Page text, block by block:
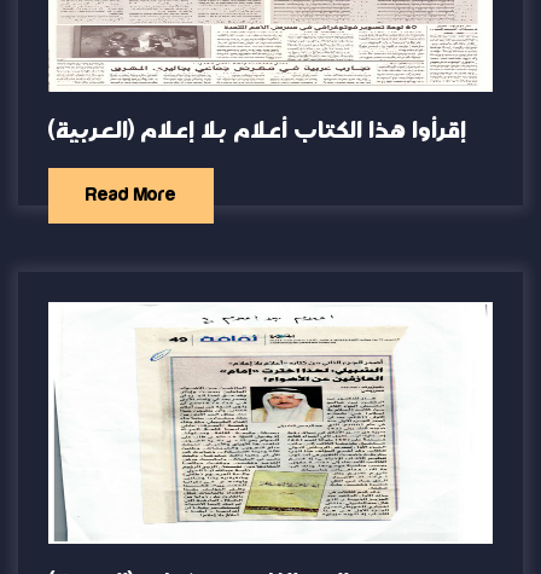
(العربية) إقرأوا هذا الكتاب أعلام بلا إعلام
Read More